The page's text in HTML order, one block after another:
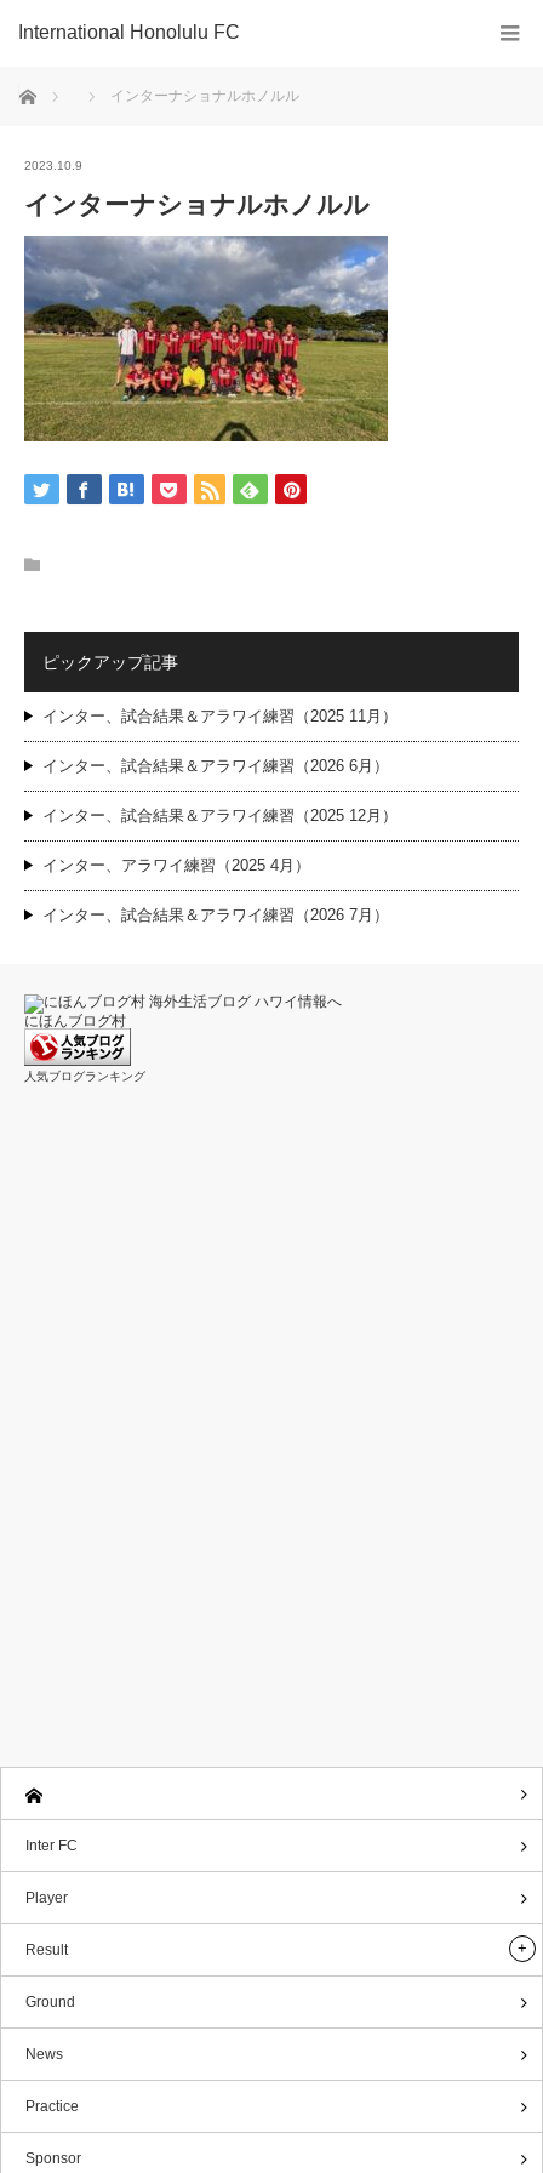
International Honolulu FC
ホーム インターナショナルホノルル
2023.10.9
インターナショナルホノルル
ピックアップ記事
インター、試合結果＆アラワイ練習（2025 11月）
インター、試合結果＆アラワイ練習（2026 6月）
インター、試合結果＆アラワイ練習（2025 12月）
インター、アラワイ練習（2025 4月）
インター、試合結果＆アラワイ練習（2026 7月）
にほんブログ村
人気ブログランキング
Inter FC
Player
Result
Ground
News
Practice
Sponsor